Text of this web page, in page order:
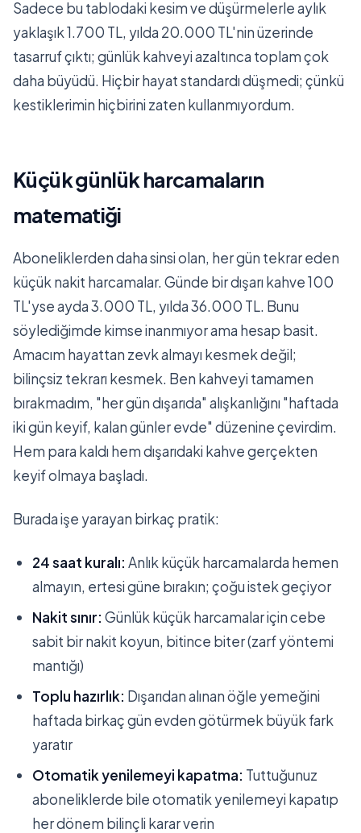
Sadece bu tablodaki kesim ve düşürmelerle aylık
yaklaşık 1.700 TL, yılda 20.000 TL'nin üzerinde
tasarruf çıktı; günlük kahveyi azaltınca toplam çok
daha büyüdü. Hiçbir hayat standardı düşmedi; çünkü
kestiklerimin hiçbirini zaten kullanmıyordum.
Küçük günlük harcamaların
matematiği
Aboneliklerden daha sinsi olan, her gün tekrar eden
küçük nakit harcamalar. Günde bir dışarı kahve 100
TL'yse ayda 3.000 TL, yılda 36.000 TL. Bunu
söylediğimde kimse inanmıyor ama hesap basit.
Amacım hayattan zevk almayı kesmek değil;
bilinçsiz tekrarı kesmek. Ben kahveyi tamamen
bırakmadım, "her gün dışarıda" alışkanlığını "haftada
iki gün keyif, kalan günler evde" düzenine çevirdim.
Hem para kaldı hem dışarıdaki kahve gerçekten
keyif olmaya başladı.
Burada işe yarayan birkaç pratik:
24 saat kuralı: Anlık küçük harcamalarda hemen
almayın, ertesi güne bırakın; çoğu istek geçiyor
Nakit sınır: Günlük küçük harcamalar için cebe
sabit bir nakit koyun, bitince biter (zarf yöntemi
mantığı)
Toplu hazırlık: Dışarıdan alınan öğle yemeğini
haftada birkaç gün evden götürmek büyük fark
yaratır
Otomatik yenilemeyi kapatma: Tuttuğunuz
aboneliklerde bile otomatik yenilemeyi kapatıp
her dönem bilinçli karar verin